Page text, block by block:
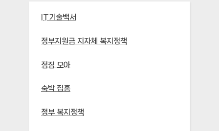
IT기술백서
정부지원금 지자체 복지정책
점짐 모아
숙박 집홈
정부 복지정책